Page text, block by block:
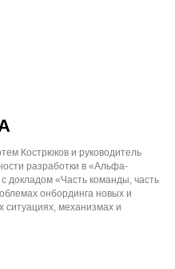
Кострюков и руководитель
разработки в «Альфа-
докладом «Часть команды, часть
онбординга новых и
ситуациях, механизмах и